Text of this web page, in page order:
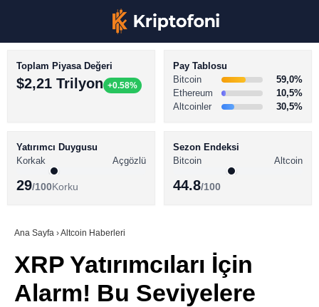
Youtube
TikTok
BİTCOİN HABERLERİ
ALTCOİN HABERLERİ
SÖZLÜK
Toplam Piyasa Değeri
$2,21 Trilyon +0.58%
Pay Tablosu
Bitcoin
59,0%
Ethereum
10,5%
Altcoinler
30,5%
Yatırımcı Duygusu
Korkak
Açgözlü
29/100Korku
Sezon Endeksi
Bitcoin
Altcoin
44.8/100
Ana Sayfa ›Altcoin Haberleri
XRP Yatırımcıları İçin
Alarm! Bu Seviyelere